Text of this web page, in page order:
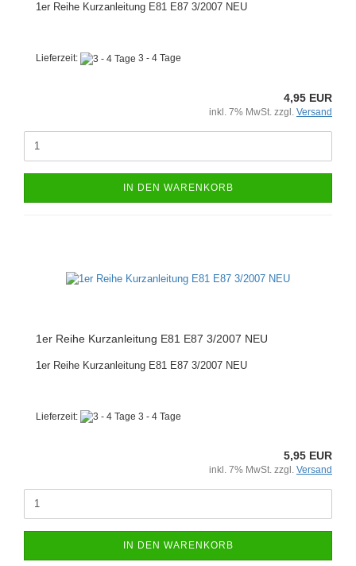
1er Reihe Kurzanleitung E81 E87 3/2007 NEU
Lieferzeit: 3 - 4 Tage
4,95 EUR
inkl. 7% MwSt. zzgl. Versand
IN DEN WARENKORB
1er Reihe Kurzanleitung E81 E87 3/2007 NEU
1er Reihe Kurzanleitung E81 E87 3/2007 NEU
Lieferzeit: 3 - 4 Tage
5,95 EUR
inkl. 7% MwSt. zzgl. Versand
IN DEN WARENKORB